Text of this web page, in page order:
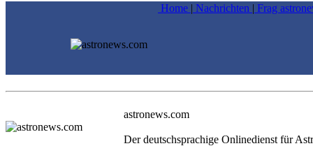
Home | Nachrichten | Frag
astronews.com
Der deutschsprachige Onlinedienst für